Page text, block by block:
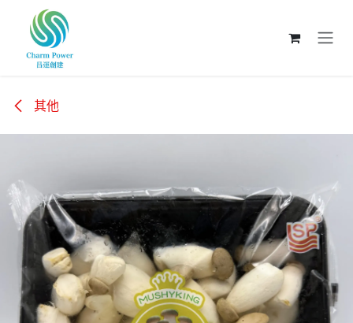
跳至內容
其他